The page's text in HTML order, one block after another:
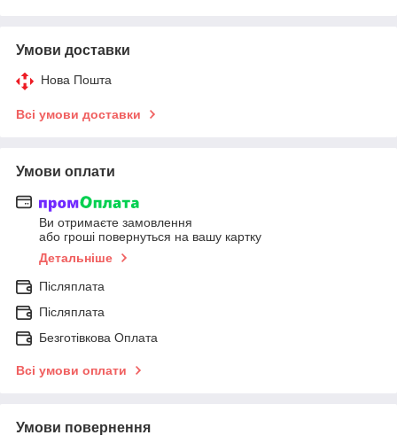
Умови доставки
Нова Пошта
Всі умови доставки
Умови оплати
Ви отримаєте замовлення
або гроші повернуться на вашу картку
Детальніше
Післяплата
Післяплата
Безготівкова Оплата
Всі умови оплати
Умови повернення